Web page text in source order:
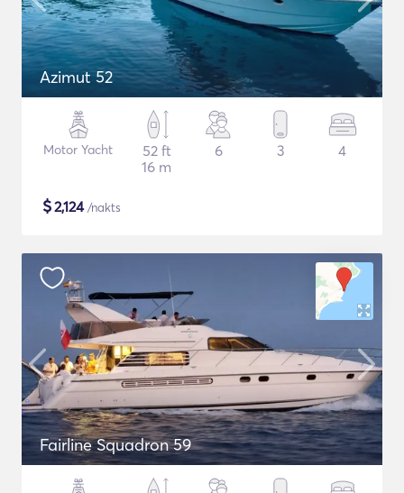
Azimut 52
Motor Yacht
52 ft
16 m
6 3 4
$2,124/nakts
Fairline Squadron 59